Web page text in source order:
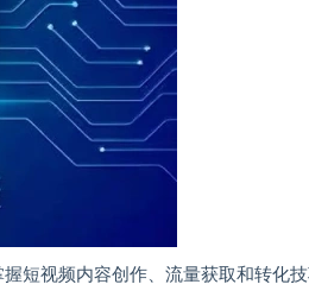
短视频内容创作、流量获取和转化